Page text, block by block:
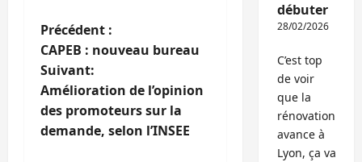
N
a
v
i
Précédent :
CAPEB : nouveau bureau
Suivant:
Amélioration de l’opinion
des promoteurs sur la
demande, selon l’INSEE
débuter
28/02/2026
C’est top
de voir
que la
rénovation
avance à
Lyon, ça va